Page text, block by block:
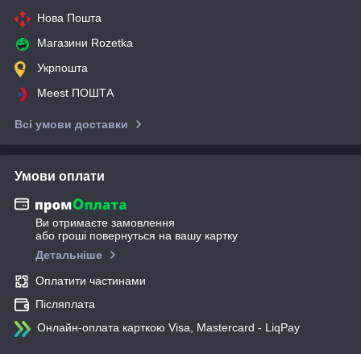
Нова Пошта
Магазини Rozetka
Укрпошта
Meest ПОШТА
Всі умови доставки
Умови оплати
Ви отримаєте замовлення
або гроші повернуться на вашу картку
Детальніше
Оплатити частинами
Післяплата
Онлайн-оплата карткою Visa, Mastercard - LiqPay